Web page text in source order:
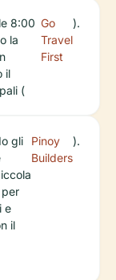
8:00
la
il
(
Go
Travel
First
).
gli
e
il
Pinoy
Builders
).